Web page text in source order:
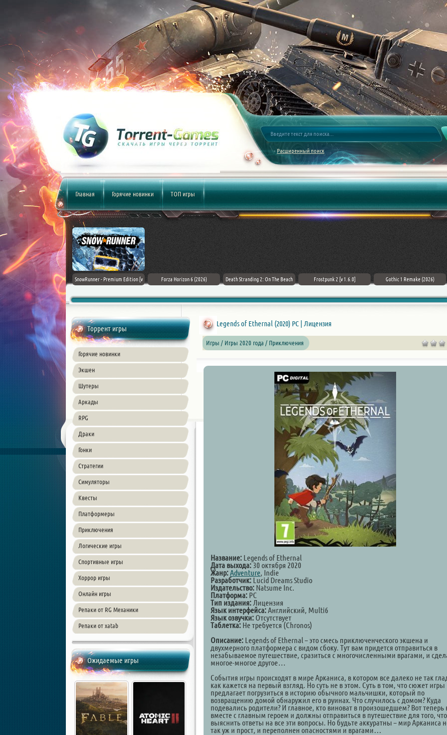
Расширенный поиск
Главная Горячие новинки ТОП игры
Assassin's Creed Black Flag
Resynced (2026) PC
SnowRunner - Premium Edition [v
Forza Horizon 6 (2026) Death Stranding 2: On The Beach Frostpunk 2 [v 1.6.0] Gothic 1 Remake (2026)
Торрент игры
Горячие новинки
Экшен
Шутеры
Аркады
RPG
Драки
Гонки
Стратегии
Симуляторы
Квесты
Платформеры
Приключения
Логические игры
Спортивные игры
Хоррор игры
Онлайн игры
Репаки от RG Механики
Репаки от xatab
Ожидаемые игры
Legends of Ethernal (2020) PC | Лицензия
Игры / Игры 2020 года / Приключения
Название: Legends of Ethernal
Дата выхода:30 октября 2020
Жанр:Adventure, Indie
Разработчик: Lucid Dreams Studio
Издательство: Natsume Inc.
Платформа: PC
Тип издания: Лицензия
Язык интерфейса:Английский, Multi6
Язык озвучки: Отсутствует
Таблетка: Не требуется (Chronos)
Описание: Legends of Ethernal – это смесь приключенческого экшена и
двухмерного платформера с видом сбоку. Тут вам придется отправиться в
незабываемое путешествие, сразиться с многочисленными врагами, и
многое-многое другое…
События игры происходят в мире Арканиса, в котором все далеко не так
как кажется на первый взгляд. Но суть не в этом. Суть в том, что сюжет игры
предлагает погрузиться в историю обычного мальчишки, который по
возвращению домой обнаружил его в руинах. Что случилось с домом? Куда
подевались родители? И главное, кто виноват в произошедшем? Вот теперь
вместе с главным героем и должны отправиться в путешествие для того,
выяснить ответы на все эти вопросы. Но будьте аккуратны – мир Арканиса
так уж и прост, и переполнен опасностями и врагами…